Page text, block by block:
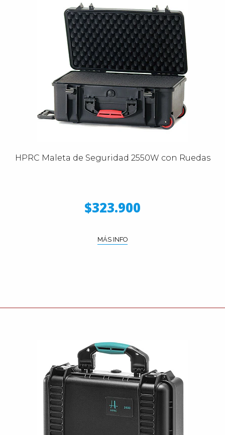
HPRC Maleta de Seguridad 2550W con Ruedas
$323.900
MÁS INFO